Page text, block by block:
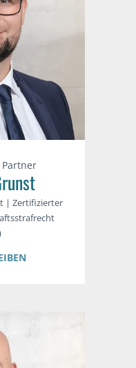
| Zertifizierter